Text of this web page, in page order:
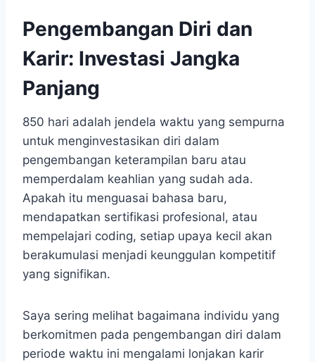
Pengembangan Diri dan
Karir: Investasi Jangka
Panjang
850 hari adalah jendela waktu yang sempurna
untuk menginvestasikan diri dalam
pengembangan keterampilan baru atau
memperdalam keahlian yang sudah ada.
Apakah itu menguasai bahasa baru,
mendapatkan sertifikasi profesional, atau
mempelajari coding, setiap upaya kecil akan
berakumulasi menjadi keunggulan kompetitif
yang signifikan.
Saya sering melihat bagaimana individu yang
berkomitmen pada pengembangan diri dalam
periode waktu ini mengalami lonjakan karir